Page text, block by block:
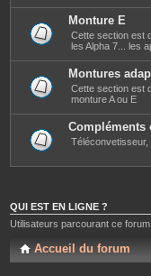
Monture E
Cette section est
les Alpha 7... les
Montures
Cette section est
monture A ou E
Compléments
Téléconvetisseur,
QUI EST EN LIGNE ?
Utilisateurs parcourant ce
Accueil du forum